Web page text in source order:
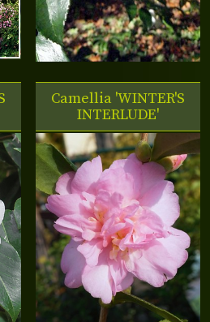
Camellia 'WINTER'S
INTERLUDE'